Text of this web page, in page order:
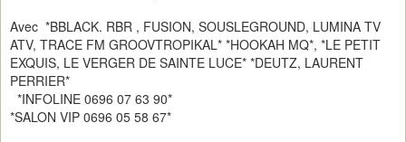
Avec *BBLACK. RBR , FUSION, SOUSLEGROUND, LUMINA TV
ATV, TRACE FM GROOVTROPIKAL* *HOOKAH MQ*, *LE PETIT
EXQUIS, LE VERGER DE SAINTE LUCE* *DEUTZ, LAURENT
PERRIER*
*INFOLINE 0696 07 63 90*
*SALON VIP 0696 05 58 67*